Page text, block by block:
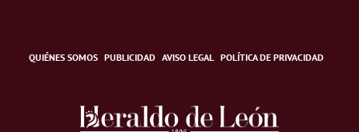
QUIÉNES SOMOS PUBLICIDAD AVISO LEGAL POLÍTICA DE PRIVACIDAD